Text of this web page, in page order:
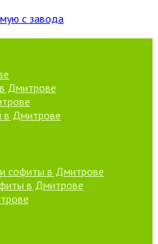
с завода
Дмитрове
в Дмитрове
софиты в Дмитрове
в Дмитрове